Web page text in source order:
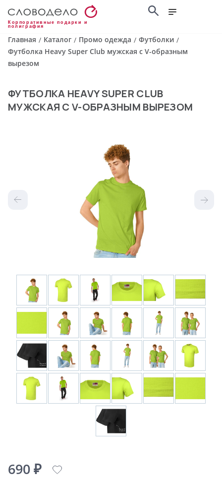
Корпоративные подарки и
полиграфия
Главная / Каталог / Промо одежда / Футболки /
Футболка Heavy Super Club мужская с V-образным
вырезом
ФУТБОЛКА HEAVY SUPER CLUB
МУЖСКАЯ С V-ОБРАЗНЫМ ВЫРЕЗОМ
690 ₽